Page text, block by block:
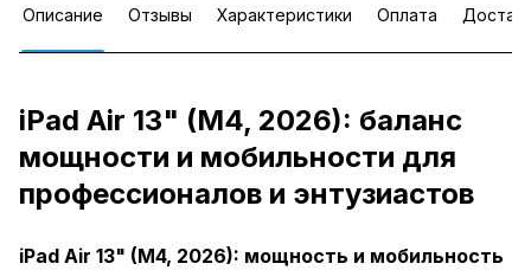
Описание Отзывы Характеристики Оплата
iPad Air 13" (M4, 2026): баланс
мощности и мобильности для
профессионалов и энтузиастов
iPad Air 13" (M4, 2026): мощность и мобильность